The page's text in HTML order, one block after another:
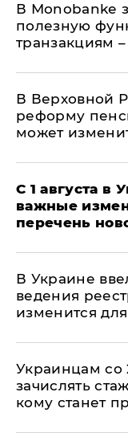
В Мonobankе
полезную
транзакциям
В Верховной
реформу
может
С 1 августа в
важные
перечень
В Украине
ведения
изменится
Украинцам со
зачислять
кому станет